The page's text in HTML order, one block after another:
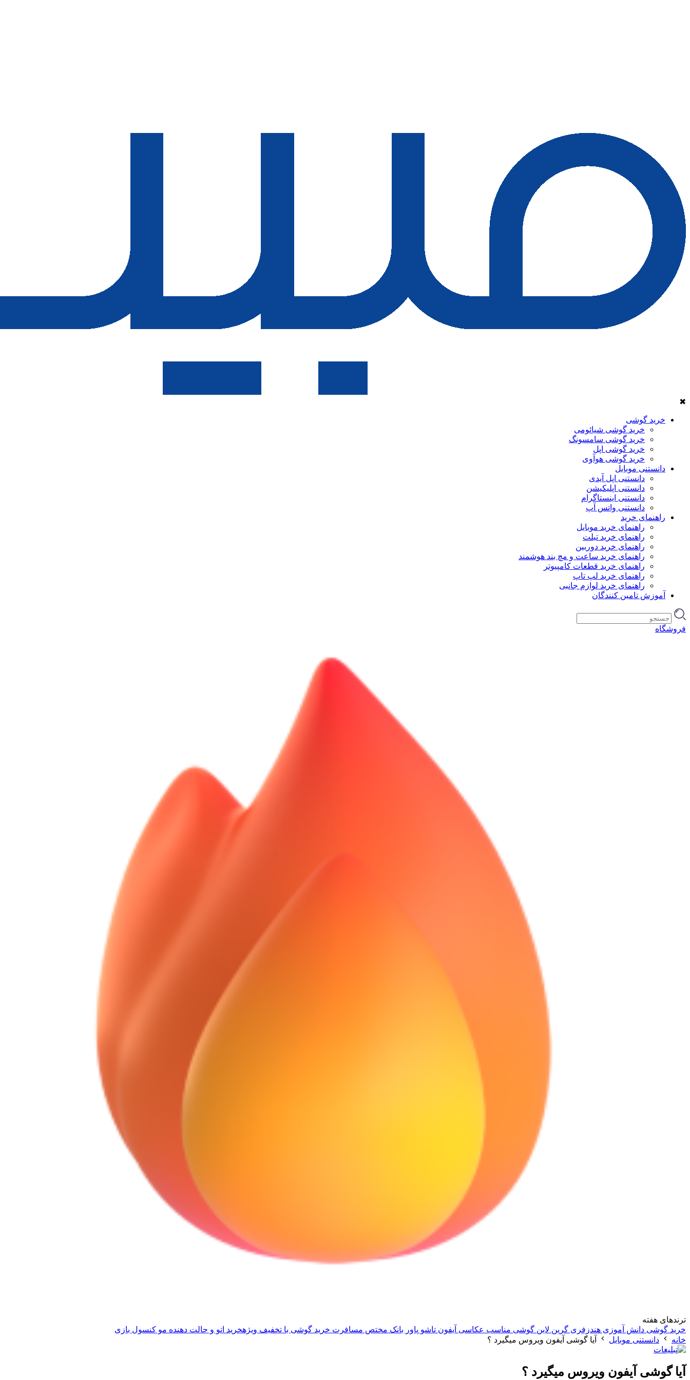
✖
خرید گوشی
خرید گوشی شیائومی
خرید گوشی سامسونگ
خرید گوشی اپل
خرید گوشی هوآوی
دانستنی موبایل
دانستنی اپل آیدی
دانستنی اپلیکیشن
دانستنی اینستاگرام
دانستنی واتس آپ
راهنمای خرید
راهنمای خرید موبایل
راهنمای خرید تبلت
راهنمای خرید دوربین
راهنمای خرید ساعت و مچ بند هوشمند
راهنمای خرید قطعات کامپیوتر
راهنمای خرید لپ تاپ
راهنمای خرید لوازم جانبی
آموزش تامین کنندگان
فروشگاه
ترندهای هفته
خرید گوشی دانش آموزی هندزفری گرین لاین گوشی مناسب عکاسی آیفون تاشو پاور بانک مختص مسافرت خرید گوشی با تخفیف ویژهخرید اتو و حالت دهنده مو کنسول بازی
خانه
دانستنی موبایل آیا گوشی آیفون ویروس میگیرد ؟
آیا گوشی آیفون ویروس میگیرد ؟